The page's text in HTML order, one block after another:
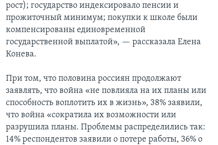
рост); государство индексировало пенсии и
прожиточный минимум; покупки к школе были
компенсированы единовременной
государственной выплатой», — рассказала Елена
Конева.
При том, что половина россиян продолжают
заявлять, что война «не повлияла на их планы или
способность воплотить их в жизнь», 38% заявили,
что война «сократила их возможности или
разрушила планы. Проблемы распределились так:
14% респондентов заявили о потере работы, 36% о